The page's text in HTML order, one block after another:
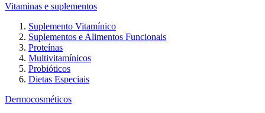
Vitaminas e suplementos
Suplemento Vitamínico
Suplementos e Alimentos Funcionais
Proteínas
Multivitamínicos
Probióticos
Dietas Especiais
Dermocosméticos